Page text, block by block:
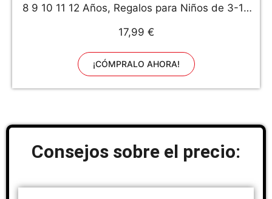
8 9 10 11 12 Años, Regalos para Niños de 3-12
Niñas 3-12 Años Pogo Saltador Niños - Azul
Oscuro
17,99 €
¡CÓMPRALO AHORA!
Consejos sobre el precio: